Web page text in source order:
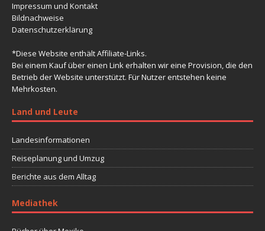
Impressum und Kontakt
Bildnachweise
Datenschutzerklärung
*Diese Website enthält Affiliate-Links.
Bei einem Kauf über einen Link erhalten wir eine Provision, die den
Betrieb der Website unterstützt. Für Nutzer entstehen keine
Mehrkosten.
Land und Leute
Landesinformationen
Reiseplanung und Umzug
Berichte aus dem Alltag
Mediathek